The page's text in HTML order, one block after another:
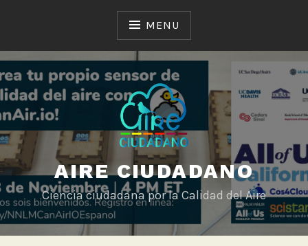
MENU
AIRE CIUDADANO
Ciencia ciudadana por la Calidad del Aire